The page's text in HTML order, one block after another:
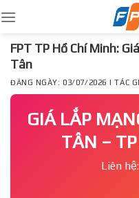
to
content
FPT TP Hồ Chí Minh:
Tân
ĐĂNG NGÀY: 03/07/2026 | TÁC
GIÁ LẮP
TÂN –
Liên